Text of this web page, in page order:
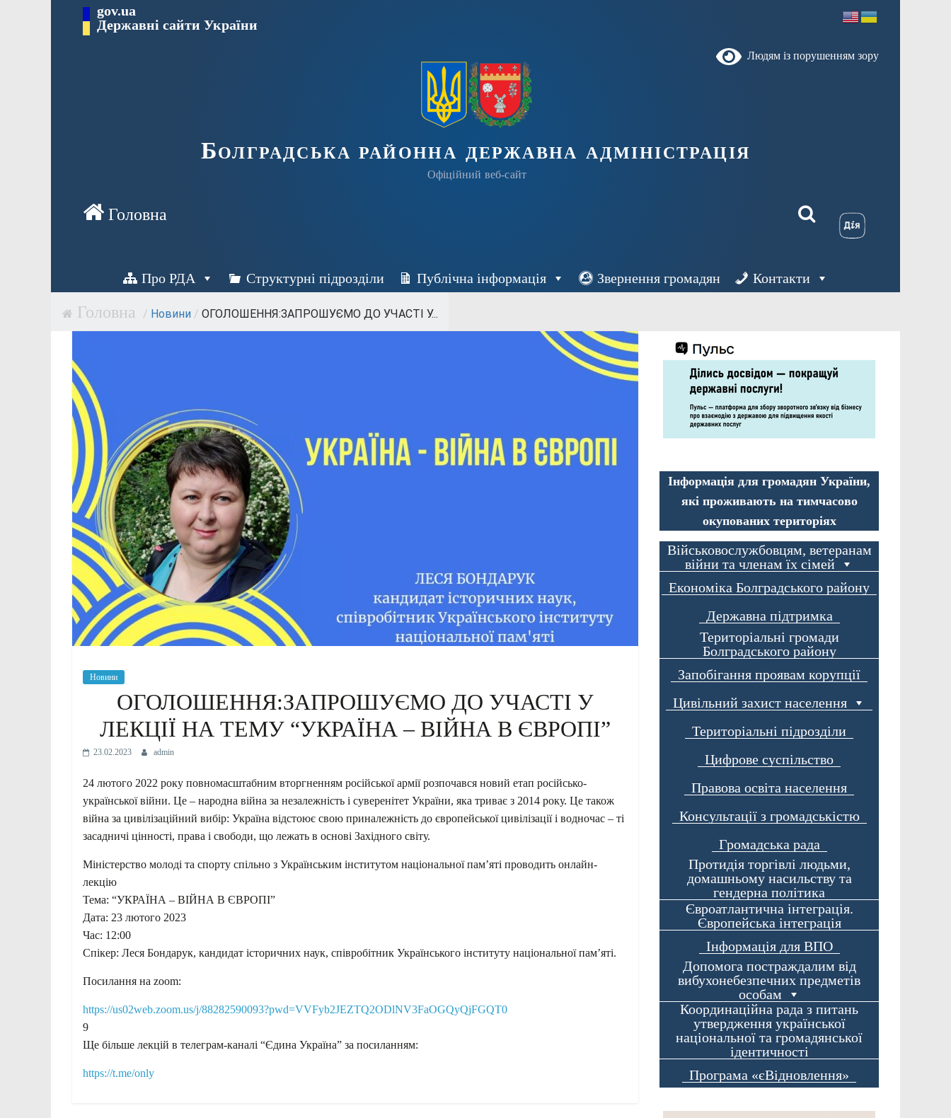
Перейти gov.ua
Державні сайти України
Людям із порушенням зору
Болградська районна державна адміністрація
Офіційний веб-сайт
Про РДА Структурні підрозділи Публічна інформація Звернення громадян Контакти
/ Новини / ОГОЛОШЕННЯ:ЗАПРОШУЄМО ДО УЧАСТІ У...
Новини
ОГОЛОШЕННЯ:ЗАПРОШУЄМО ДО УЧАСТІ У
ЛЕКЦІЇ НА ТЕМУ “УКРАЇНА – ВІЙНА В ЄВРОПІ”
23.02.2023 admin
24 лютого 2022 року повномасштабним вторгненням російської армії розпочався новий етап російсько-
української війни. Це – народна війна за незалежність і суверенітет України, яка триває з 2014 року. Це також
війна за цивілізаційний вибір: Україна відстоює свою приналежність до європейської цивілізації і водночас – ті
засадничі цінності, права і свободи, що лежать в основі Західного світу.
Міністерство молоді та спорту спільно з Українським інститутом національної пам’яті проводить онлайн-
лекцію
Тема: “УКРАЇНА – ВІЙНА В ЄВРОПІ”
Дата: 23 лютого 2023
Час: 12:00
Спікер: Леся Бондарук, кандидат історичних наук, співробітник Українського інституту національної пам’яті.
Посилання на zoom:
https://us02web.zoom.us/j/88282590093?pwd=VVFyb2JEZTQ2ODlNV3FaOGQyQjFGQT0
9
Ще більше лекцій в телеграм-каналі “Єдина Україна” за посиланням:
https://t.me/only
Інформація для громадян України,
які проживають на тимчасово
окупованих територіях
Військовослужбовцям, ветеранам
війни та членам їх сімей
Економіка Болградського району
Державна підтримка
Територіальні громади
Болградського району
Запобігання проявам корупції
Цивільний захист населення
Територіальні підрозділи
Цифрове суспільство
Правова освіта населення
Консультації з громадськістю
Громадська рада
Протидія торгівлі людьми,
домашньому насильству та
гендерна політика
Євроатлантична інтеграція.
Європейська інтеграція
Інформація для ВПО
Допомога постраждалим від
вибухонебезпечних предметів
особам
Координаційна рада з питань
утвердження української
національної та громадянської
ідентичності
Програма «єВідновлення»